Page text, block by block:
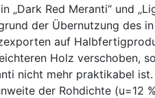
Red Meranti“ und
der Übernutzung des
auf
Holz verschoben,
nicht mehr praktikabel
der Rohdichte (u=12